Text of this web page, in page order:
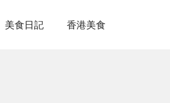
美食日記 香港美食